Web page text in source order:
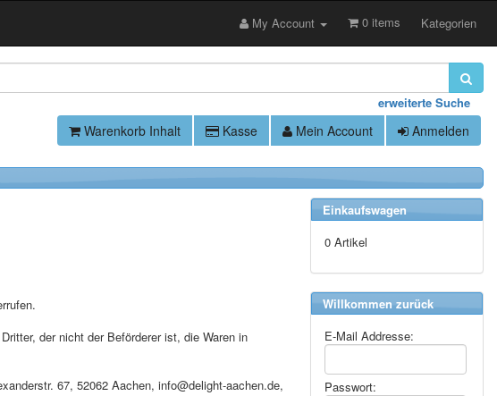
erweiterte Suche
Warenkorb Inhalt Kasse Mein Account Anmelden
der nicht der Beförderer ist, die Waren in
67, 52062 Aachen, info@delight-aachen.de,
Einkaufswagen
0 Artikel
Willkommen zurück
E-Mail Addresse:
Passwort:
My Account 0 items Kategorien